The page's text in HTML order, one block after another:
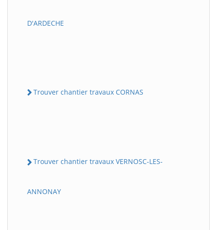
D'ARDECHE
Trouver chantier travaux CORNAS
Trouver chantier travaux VERNOSC-LES-
ANNONAY